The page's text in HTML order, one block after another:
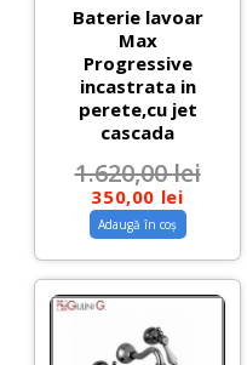
Baterie lavoar
Max
Progressive
incastrata in
perete,cu jet
cascada
1.620,00lei
350,00 lei
Adaugă în coș